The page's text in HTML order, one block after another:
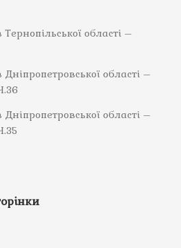
області –
області –
області –